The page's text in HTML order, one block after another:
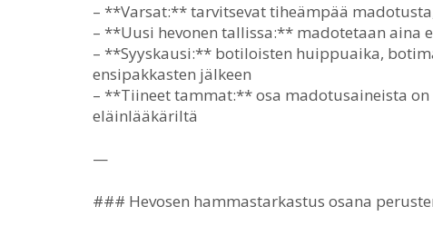
– **Varsat:** tarvitsevat tiheämpää
– **Uusi hevonen tallissa:** madotetaan aina
– **Syyskausi:** botiloisten huippuaika,
ensipakkasten jälkeen
– **Tiineet tammat:** osa madotusaineista
eläinlääkäriltä
—
### Hevosen hammastarkastus osana